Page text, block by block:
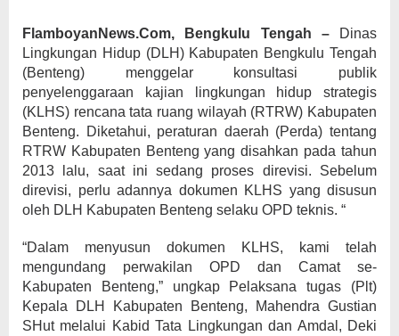
FlamboyanNews.Com, Bengkulu Tengah –Dinas
Lingkungan Hidup (DLH) Kabupaten Bengkulu Tengah
(Benteng) menggelar konsultasi publik
penyelenggaraan kajian lingkungan hidup strategis
(KLHS) rencana tata ruang wilayah (RTRW) Kabupaten
Benteng. Diketahui, peraturan daerah (Perda) tentang
RTRW Kabupaten Benteng yang disahkan pada tahun
2013 lalu, saat ini sedang proses direvisi. Sebelum
direvisi, perlu adannya dokumen KLHS yang disusun
oleh DLH Kabupaten Benteng selaku OPD teknis. “
“Dalam menyusun dokumen KLHS, kami telah
mengundang perwakilan OPD dan Camat se-
Kabupaten Benteng,” ungkap Pelaksana tugas (Plt)
Kepala DLH Kabupaten Benteng, Mahendra Gustian
SHut melalui Kabid Tata Lingkungan dan Amdal, Deki